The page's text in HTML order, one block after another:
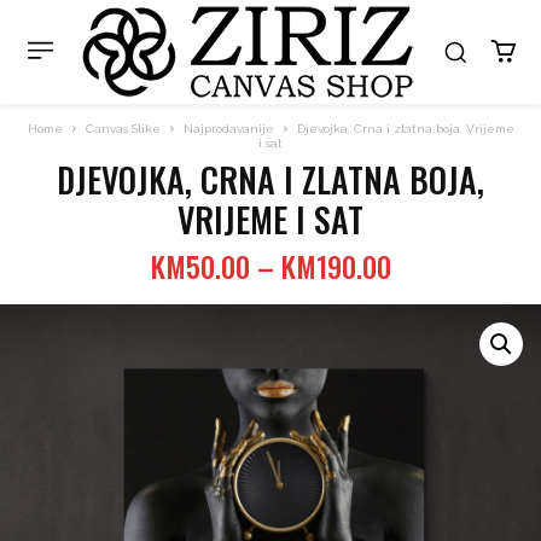
Home Canvas Slike Najprodavanije
Djevojka, Crna i zlatna boja, Vrijeme
i sat
DJEVOJKA, CRNA I ZLATNA BOJA,
VRIJEME I SAT
KM50.00 – KM190.00Price
range:
KM50.00
KM190.00